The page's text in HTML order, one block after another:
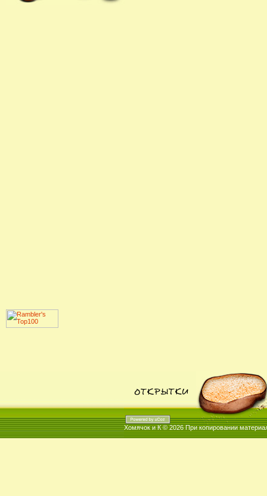
Хомячок и К © 2026При копировании